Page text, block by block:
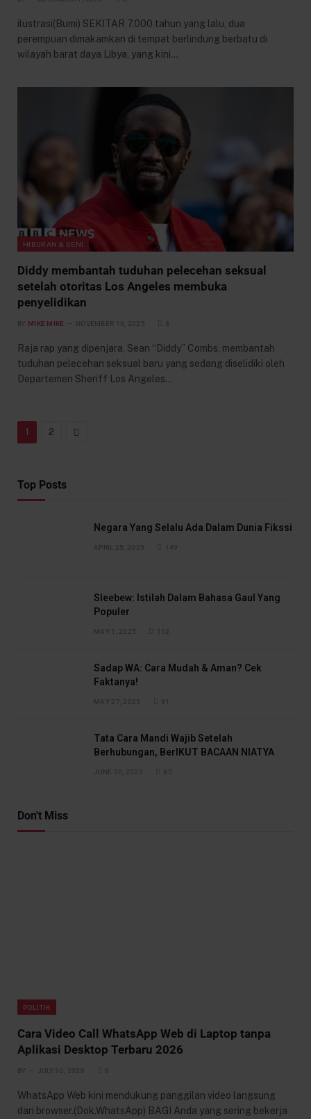
ilustrasi(Bumi) SEKITAR 7.000 tahun yang lalu, dua
perempuan dimakamkan di tempat berlindung berbatu di
wilayah barat daya Libya, yang kini…
HIBURAN & SENI
Diddy membantah tuduhan pelecehan seksual
setelah otoritas Los Angeles membuka
penyelidikan
BY MIKE MIKE NOVEMBER 19, 2025 3
Raja rap yang dipenjara, Sean “Diddy” Combs, membantah
tuduhan pelecehan seksual baru yang sedang diselidiki oleh
Departemen Sheriff Los Angeles…
1 2 Next
Top Posts
Negara Yang Selalu Ada Dalam Dunia Fikssi
APRIL 25, 2025 149
Sleebew: Istilah Dalam Bahasa Gaul Yang
Populer
MAY 1, 2025 112
Sadap WA: Cara Mudah & Aman? Cek
Faktanya!
MAY 27, 2025 91
Tata Cara Mandi Wajib Setelah
Berhubungan, BerIKUT BACAAN NIATYA
JUNE 20, 2025 85
Don't Miss
POLITIK
Cara Video Call WhatsApp Web di Laptop tanpa
Aplikasi Desktop Terbaru 2026
BY JULY 30, 2026 6
WhatsApp Web kini mendukung panggilan video langsung
dari browser.(Dok.WhatsApp) BAGI Anda yang sering bekerja